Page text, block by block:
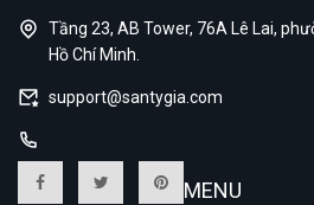
Tầng 23, AB Tower, 76A Lê Lai,
Hồ Chí Minh.
support@santygia.com
MENU